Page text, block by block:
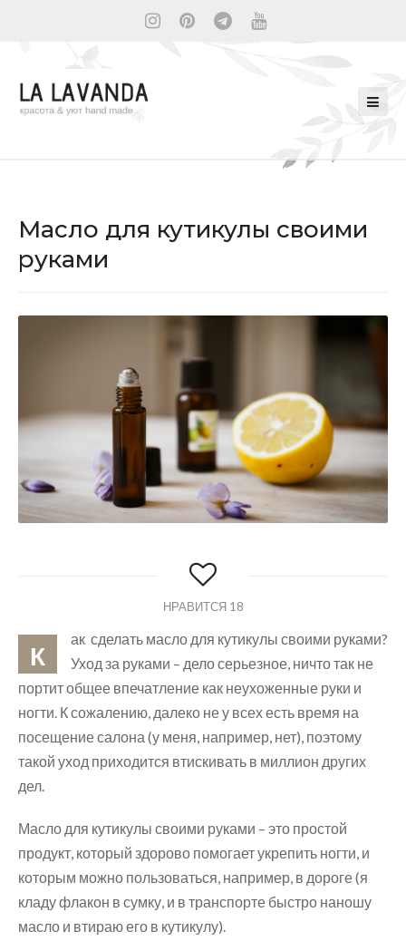
Масло для кутикулы своими
руками
НРАВИТСЯ 18
К
ак сделать масло для кутикулы своими руками?
Уход за руками – дело серьезное, ничто так не
портит общее впечатление как неухоженные руки и
ногти. К сожалению, далеко не у всех есть время на
посещение салона (у меня, например, нет), поэтому
такой уход приходится втискивать в миллион других
дел.
Масло для кутикулы своими руками – это простой
продукт, который здорово помогает укрепить ногти, и
которым можно пользоваться, например, в дороге (я
кладу флакон в сумку, и в транспорте быстро наношу
масло и втираю его в кутикулу).